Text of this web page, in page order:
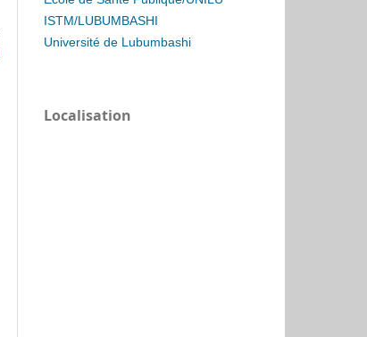
ISTM/LUBUMBASHI
Université de Lubumbashi
Localisation